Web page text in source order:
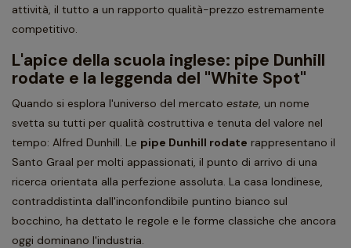
attività, il tutto a un rapporto qualità-prezzo estremamente
competitivo.
L'apice della scuola inglese: pipe Dunhill
rodate e la leggenda del "White Spot"
Quando si esplora l'universo del mercato estate , un nome
svetta su tutti per qualità costruttiva e tenuta del valore nel
tempo: Alfred Dunhill. Le pipe Dunhill rodate rappresentano il
Santo Graal per molti appassionati, il punto di arrivo di una
ricerca orientata alla perfezione assoluta. La casa londinese,
contraddistinta dall'inconfondibile puntino bianco sul
bocchino, ha dettato le regole e le forme classiche che ancora
oggi dominano l'industria.